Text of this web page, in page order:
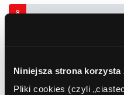
Niniejsza strona
Pliki cookies (czyli
8
9
Bank Millennium S.A.